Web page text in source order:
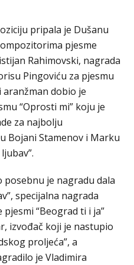
pripala je Dušanu
pjesme
Rahimovski, nagrada
Pingoviću za pjesmu
aranžman dobio je
“Oprosti mi” koju je
za najbolju
Bojani Stamenov i Marku
posebnu je nagradu dala
specijalna nagrada
“Beograd ti i ja”
izvođač koji je nastupio
proljeća”, a
je Vladimira